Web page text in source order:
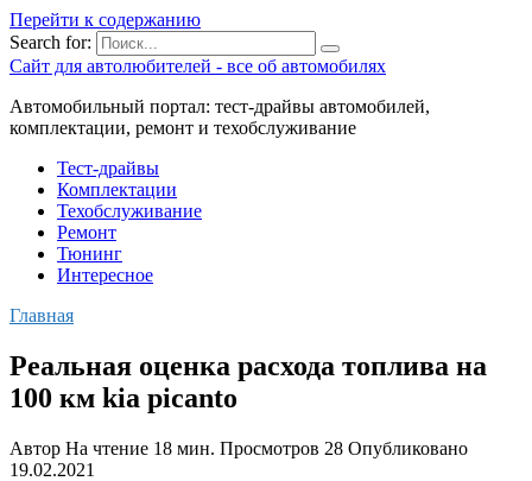
Перейти к содержанию
Search for:
Сайт для автолюбителей - все об автомобилях
Автомобильный портал: тест-драйвы автомобилей,
комплектации, ремонт и техобслуживание
Тест-драйвы
Комплектации
Техобслуживание
Ремонт
Тюнинг
Интересное
Главная
Реальная оценка расхода топлива на
100 км kia picanto
Автор На чтение 18 мин. Просмотров 28 Опубликовано
19.02.2021